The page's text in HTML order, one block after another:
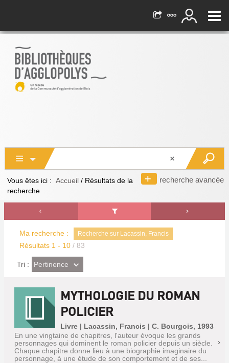
recherche avancée
Vous êtes ici : Accueil / Résultats de la
recherche
Ma recherche : Recherche sur Lacassin, Francis
Résultats 1 - 10 / 83
Tri : (Effet
imédiat)
Pertinence
MYTHOLOGIE DU ROMAN
POLICIER
Livre | Lacassin, Francis | C. Bourgois, 1993
En une vingtaine de chapitres, l'auteur évoque les grands
personnages qui dominent le roman policier depuis un siècle.
Chaque chapitre donne lieu à une biographie imaginaire du
personnage, à une étude de son comportement et de ses...